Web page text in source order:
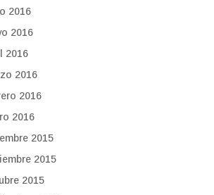
2016
2016
2016
2016
2016
2016
2015
2015
2015